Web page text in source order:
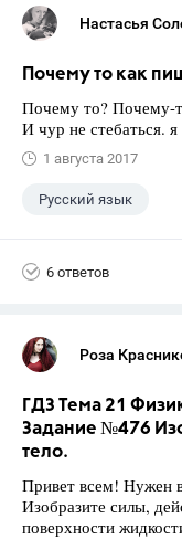
Настасья
Почему то как
Почему то? Почему-
И чур не стебаться.
1 августа 2017
Русский язык
6 ответов
Роза
ГДЗ Тема 21
Задание №476
тело.
Привет всем! Нужен
Изобразите силы,
поверхности